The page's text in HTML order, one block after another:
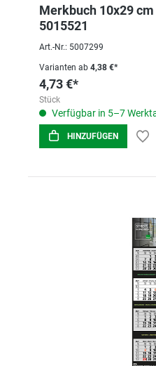
Merkbuch 10x29
5015521
Art.-Nr.: 5007299
Varianten ab 4,38 €*
4,73 €*
Stück
Verfügbar in 5–7
HINZUFÜGEN